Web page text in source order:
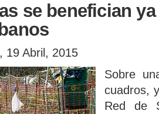
se benefician
19 Abril, 2015
Sobre
cuadros,
Red de